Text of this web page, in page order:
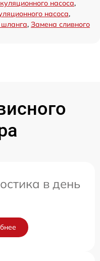
насоса,
насоса,
шланга, Замена сливного
в день